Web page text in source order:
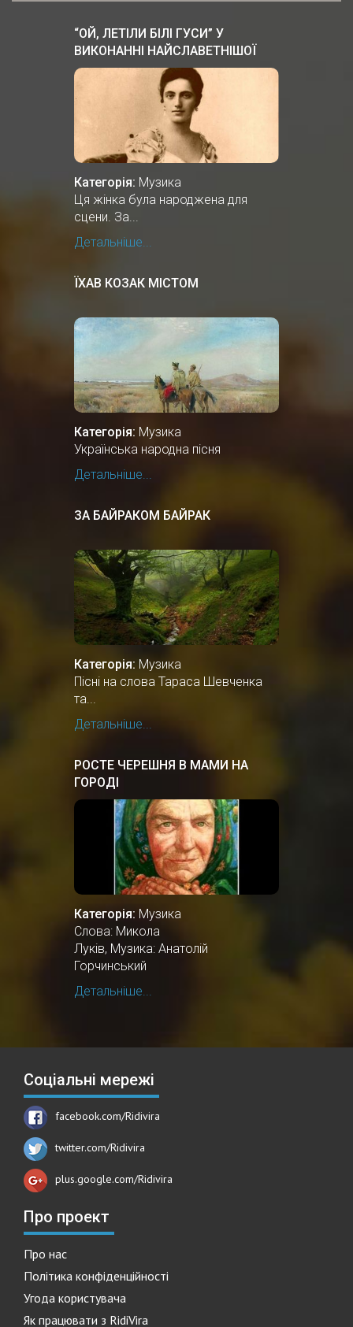
“ОЙ, ЛЕТІЛИ БІЛІ ГУСИ” У
ВИКОНАННІ НАЙСЛАВЕТНІШОЇ
ОПЕРНОЇ СПІВАЧКИ СОЛОМIЇ
КРУШЕЛЬНИЦЬКОЇ
Категорія: Музика
Ця жінка була народжена для
сцени. За...
Детальніше...
ЇХАВ КОЗАК МІСТОМ
Категорія: Музика
Українська народна пісня
Детальніше...
ЗА БАЙРАКОМ БАЙРАК
Категорія: Музика
Пісні на слова Тараса Шевченка
та...
Детальніше...
РОСТЕ ЧЕРЕШНЯ В МАМИ НА
ГОРОДІ
Категорія: Музика
Слова: Микола
Луків, Музика: Анатолій
Горчинський
Детальніше...
Соціальні мережі
facebook.com/Ridivira
twitter.com/Ridivira
plus.google.com/Ridivira
Про проект
Про нас
Політика конфіденційності
Угода користувача
Як працювати з RidiVira